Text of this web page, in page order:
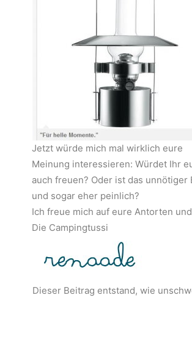
Jetzt würde mich mal wirklich eure
Meinung interessieren: Würdet Ihr
auch freuen? Oder ist das
und sogar eher peinlich?
Ich freue mich auf eure Antorten
Die Campingtussi
Dieser Beitrag entstand, wie